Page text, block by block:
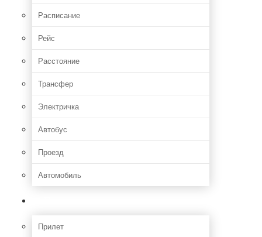
Расписание
Рейс
Расстояние
Трансфер
Электричка
Автобус
Проезд
Автомобиль
Прилет